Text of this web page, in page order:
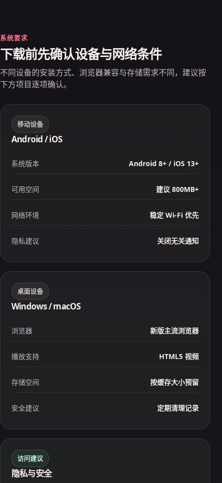
系统要求
下载前先确认设备与网络条件
不同设备的安装方式、浏览器兼容与存储需求不同，建议按
下方项目逐项确认。
移动设备
Android / iOS
系统版本 Android 8+ / iOS 13+
可用空间 建议 800MB+
网络环境 稳定 Wi‑Fi 优先
隐私建议 关闭无关通知
桌面设备
Windows / macOS
浏览器 新版主流浏览器
播放支持 HTML5 视频
存储空间 按缓存大小预留
安全建议 定期清理记录
访问建议
隐私与安全